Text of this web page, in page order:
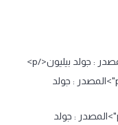
تعليقة31.45جرام<p class="source_title">المصدر : جولد
31.1جرام بيضاوي<p class="source_title">المصدر : جولد